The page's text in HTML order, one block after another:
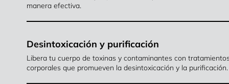
manera efectiva.
Desintoxicación y purificación
Libera tu cuerpo de toxinas y contaminantes con
corporales que promueven la desintoxicación y la purificación.